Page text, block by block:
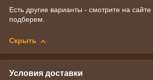
Есть другие варианты - смотрите на сайте
подберем.
Скрыть
Условия доставки